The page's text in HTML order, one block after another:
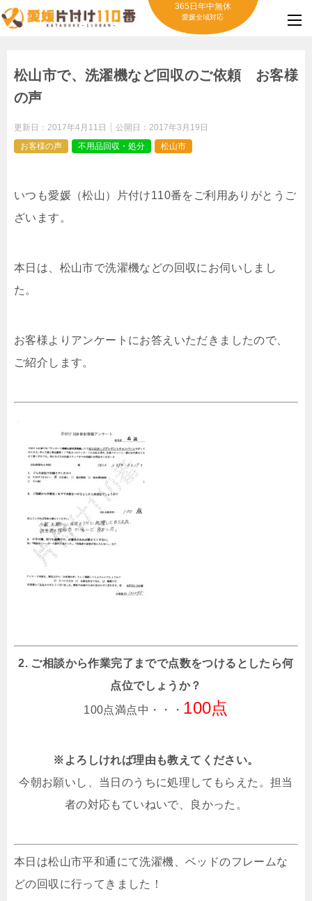
365日年中無休
愛媛全域対応
松山市で、洗濯機など回収のご依頼 お客様
の声
更新日： 2017年4月11日 公開日： 2017年3月19日
お客様の声
不用品回収・処分 松山市
いつも愛媛（松山）片付け110番をご利用ありがとうご
ざいます。
本日は、松山市で洗濯機などの回収にお伺いしまし
た。
お客様よりアンケートにお答えいただきましたので、
ご紹介します。
2. ご相談から作業完了までで点数をつけるとしたら何
点位でしょうか？
100点満点中・・・ 100点
※よろしければ理由も教えてください。
今朝お願いし、当日のうちに処理してもらえた。担当
者の対応もていねいで、良かった。
本日は松山市平和通にて洗濯機、ベッドのフレームな
どの回収に行ってきました！